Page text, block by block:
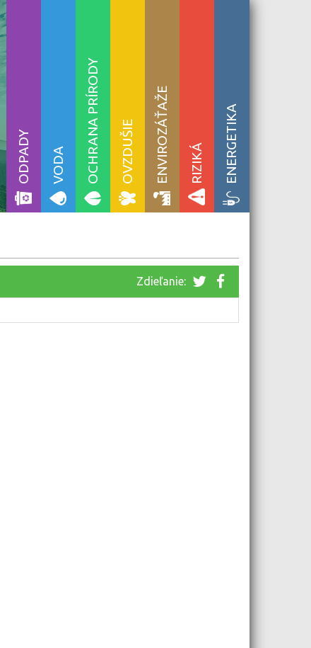
ODPADY VODA OCHRANA PRÍRODY OVZDUŠIE ENVIROZÁŤAŽE RIZIKÁ ENERGETIKA
Zdieľanie: